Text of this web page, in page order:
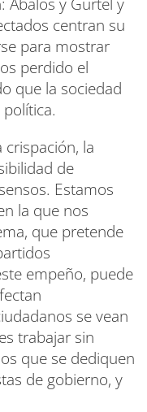
centran su
para mostrar
perdido el
que la sociedad
la
de
Estamos
la que nos
que pretende
empeño, puede
se vean
trabajar sin
que se dediquen
de gobierno, y